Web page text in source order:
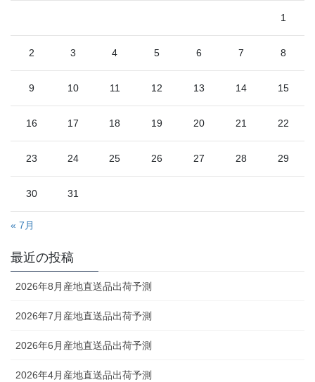
1
2 3 4 5 6 7 8
9 10 11 12 13 14 15
16 17 18 19 20 21 22
23 24 25 26 27 28 29
30 31
« 7月
最近の投稿
2026年8月産地直送品出荷予測
2026年7月産地直送品出荷予測
2026年6月産地直送品出荷予測
2026年4月産地直送品出荷予測